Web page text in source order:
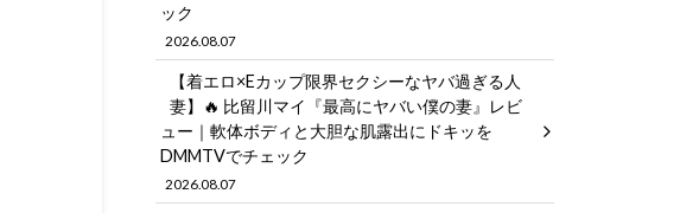
ック
2026.08.07
【着エロ×Eカップ限界セクシーなヤバ過ぎる人
妻】🔥 比留川マイ『最高にヤバい僕の妻』レビ
ュー｜軟体ボディと大胆な肌露出にドキッを
DMMTVでチェック
2026.08.07